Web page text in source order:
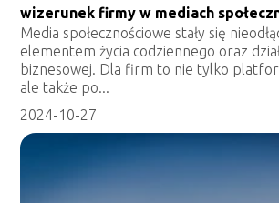
wizerunek firmy w mediach
Media społecznościowe stały się
elementem życia codziennego oraz
biznesowej. Dla firm to nie tylko
ale także po...
2024-10-27